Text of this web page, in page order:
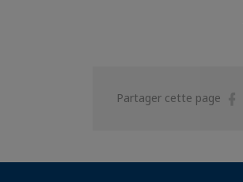
Partager cette page